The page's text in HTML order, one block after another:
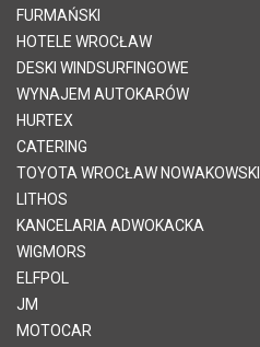
FURMAŃSKI
HOTELE WROCŁAW
DESKI WINDSURFINGOWE
WYNAJEM AUTOKARÓW
HURTEX
CATERING
TOYOTA WROCŁAW NOWAKOWSKI
LITHOS
KANCELARIA ADWOKACKA
WIGMORS
ELFPOL
JM
MOTOCAR